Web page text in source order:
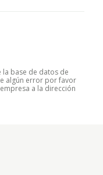
base de datos de
algún error por favor
a la dirección